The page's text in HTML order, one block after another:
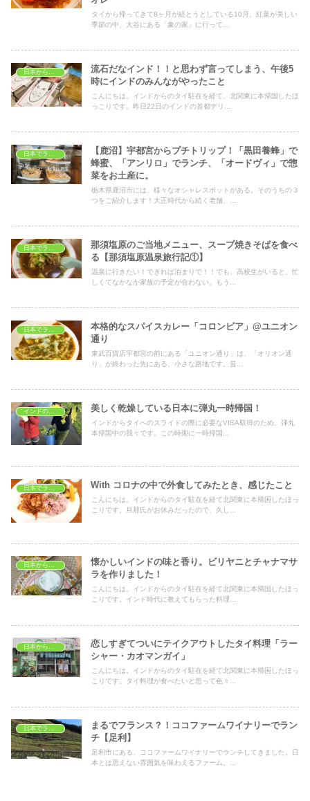
タイから帰ってきて8ヶ月が経とうとしている10月。紅葉が美しい
季節の中、大谷にある「象の家」に行って...
日本から見たインド
流石だなインド！！と思わず言ってしまう、午後5
時にインドのみんながやったこと
こんにちは。インドからのタイ駐在を経て、北関東に本帰国したほ
っこりです。昨日22日のインドの首都デリ...
【鹿沼】宇都宮からプチトリップ！「黒田養蜂」で
蜂蜜、「アンリロ」でランチ、「オードヴィ」で惣
菜をお土産に。
栃木県鹿沼市には、様々なオシャレスポットがある。そのうちの３
つをご紹介します！大正時代から続く老舗、...
那須塩原のご当地メニュー、スープ焼きそばを食べ
る【那須塩原温泉旅行記①】
温泉に行きたい！できれば泊まりで！！でも、高校生がいると、忙
しくてなかなか家族の予定が合わない。もう...
本格的なスパイスカレー「コロンビア」@ユニオン
通り
東武百貨店宇都宮の前にある「ユニオン通り」は、「オリオン通
り」が終わった先にある、小さな路地です。昔...
美しく乾燥している日本に弾丸一時帰国！
インドからタイへのスライドの際に必要なVISA取得のため、弾丸
本帰国中の我々です。この時期に一時帰国...
日本でランチ With コロナの中で外食してみたとき、感じたこと
こんにちは。インドからのタイ駐在を経て北関東に本帰国したほっ
こりです。旦那氏がお休みだったので、久し...
日本から見たインド
懐かしいインドの味と香り。ビリヤニとチャナマサ
ラを作りました！
こんにちは。インドからのタイ駐在を経て北関東に本帰国したほっ
こりです。インド時代に教えてもらった料理...
日本から見たタイ
恋しすぎてついにテイクアウトしたタイ料理「ラー
シャー・カオマンガイ」
こんにちは。インドからのタイ駐在を経て北関東に本帰国したほっ
こりです。タイ料理が食べたいと思って色々...
日本でランチ
まるでフランス？！ココファームワイナリーでラン
チ【足利】
足利市にある、ココファームワイナリーでランチしてきました。日
本とは思えない雰囲気を味わえるファーム。...